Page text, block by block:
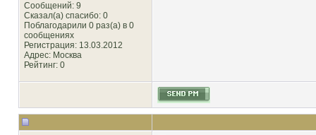
Сообщений: 9
Сказал(а) спасибо: 0
Поблагодарили 0 раз(а) в 0
сообщениях
Регистрация: 13.03.2012
Адрес: Москва
Рейтинг: 0